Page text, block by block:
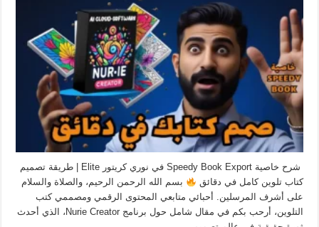
شرح خاصية Speedy Book Export في نوري كريتور Elite | طريقة تصميم
كتاب تلوين كامل في دقائق
بسم الله الرحمن الرحيم، والصلاة والسلام
على أشرف المرسلين. أحبائي متابعي المحتوى الرقمي ومصممي كتب
التلوين، أرحب بكم في مقال شامل حول برنامج Nurie Creator، الذي أحدث